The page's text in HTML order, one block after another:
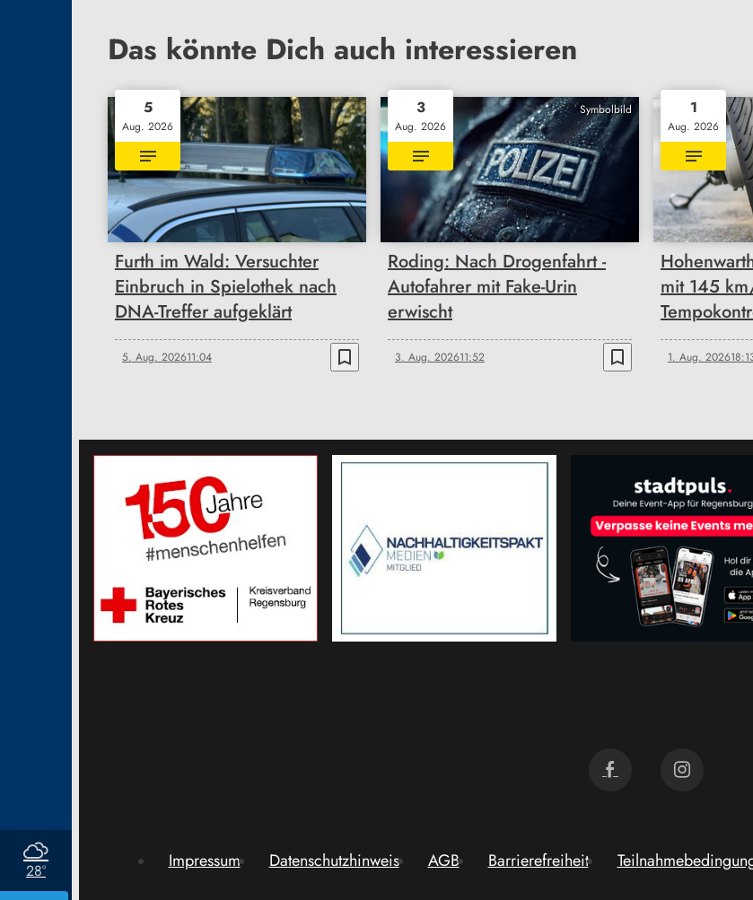
28°
Das könnte Dich auch interessieren
5
Aug. 2026
Furth im Wald: Versuchter
Einbruch in Spielothek nach
DNA-Treffer aufgeklärt
5. Aug. 202611:04 bookmark_border
Symbolbild
3
Aug. 2026
Roding: Nach Drogenfahrt -
Autofahrer mit Fake-Urin
erwischt
3. Aug. 202611:52 bookmark_border
1
Aug. 2026
mit 145
1. Aug. 2026
Impressum Datenschutzhinweis AGB Barrierefreiheit